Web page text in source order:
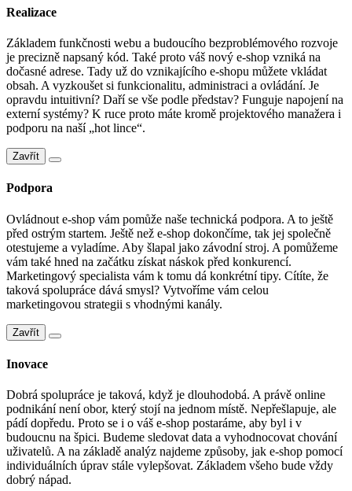
Realizace
Základem funkčnosti webu a budoucího bezproblémového rozvoje
je precizně napsaný kód. Také proto váš nový e-shop vzniká na
dočasné adrese. Tady už do vznikajícího e-shopu můžete vkládat
obsah. A vyzkoušet si funkcionalitu, administraci a ovládání. Je
opravdu intuitivní? Daří se vše podle představ? Funguje napojení na
externí systémy? K ruce proto máte kromě projektového manažera i
podporu na naší „hot lince“.
Zavřít
Podpora
Ovládnout e-shop vám pomůže naše technická podpora. A to ještě
před ostrým startem. Ještě než e-shop dokončíme, tak jej společně
otestujeme a vyladíme. Aby šlapal jako závodní stroj. A pomůžeme
vám také hned na začátku získat náskok před konkurencí.
Marketingový specialista vám k tomu dá konkrétní tipy. Cítíte, že
taková spolupráce dává smysl? Vytvoříme vám celou
marketingovou strategii s vhodnými kanály.
Zavřít
Inovace
Dobrá spolupráce je taková, když je dlouhodobá. A právě online
podnikání není obor, který stojí na jednom místě. Nepřešlapuje, ale
pádí dopředu. Proto se i o váš e-shop postaráme, aby byl i v
budoucnu na špici. Budeme sledovat data a vyhodnocovat chování
uživatelů. A na základě analýz najdeme způsoby, jak e-shop pomocí
individuálních úprav stále vylepšovat. Základem všeho bude vždy
dobrý nápad.